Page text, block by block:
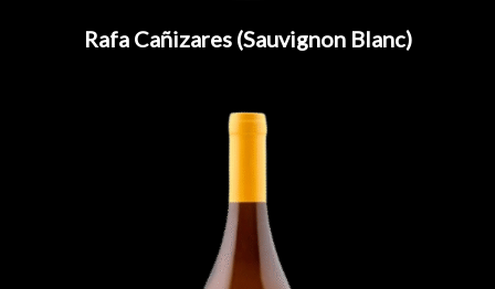
Rafa Cañizares (Sauvignon Blanc)